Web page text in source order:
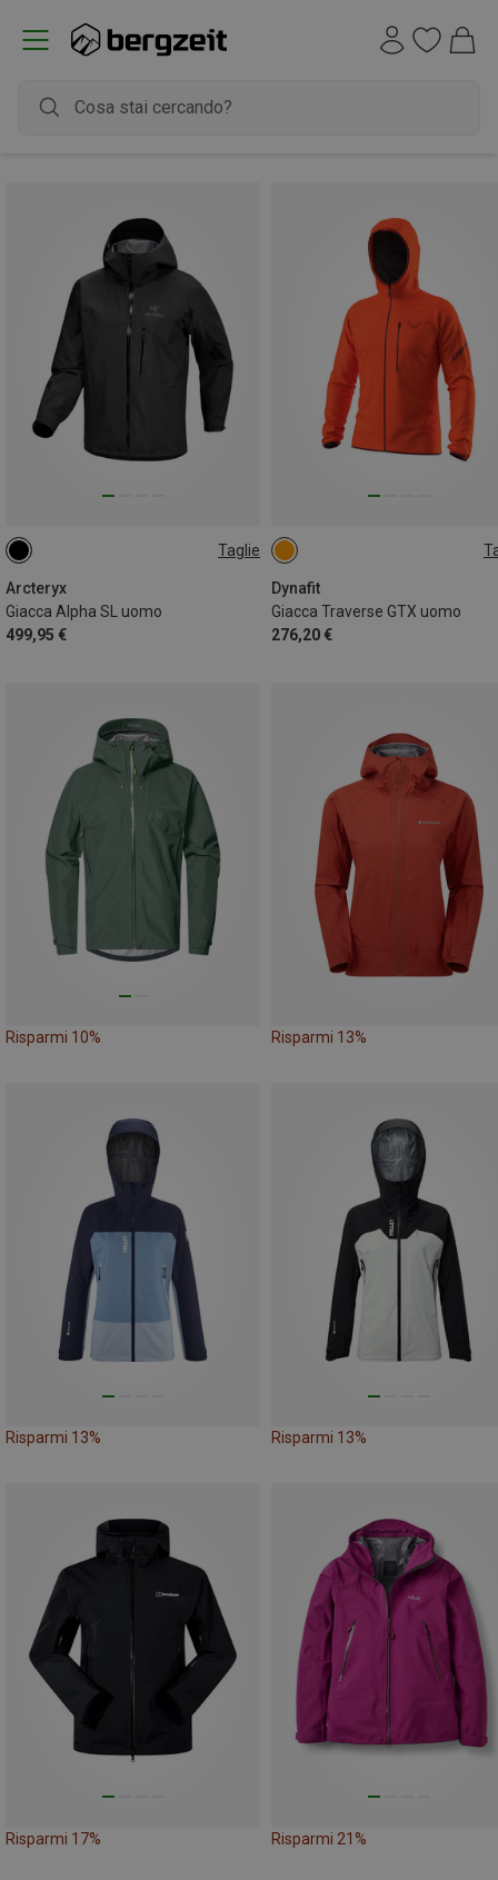
Taglie
Arcteryx
Giacca Alpha SL uomo
499,95 €
S
Dynafit
Giacca Traverse GTX uomo
276,20 €
S
Risparmi 10% Risparmi 13%
Risparmi 13% Risparmi 13%
Risparmi 17% Risparmi 21%